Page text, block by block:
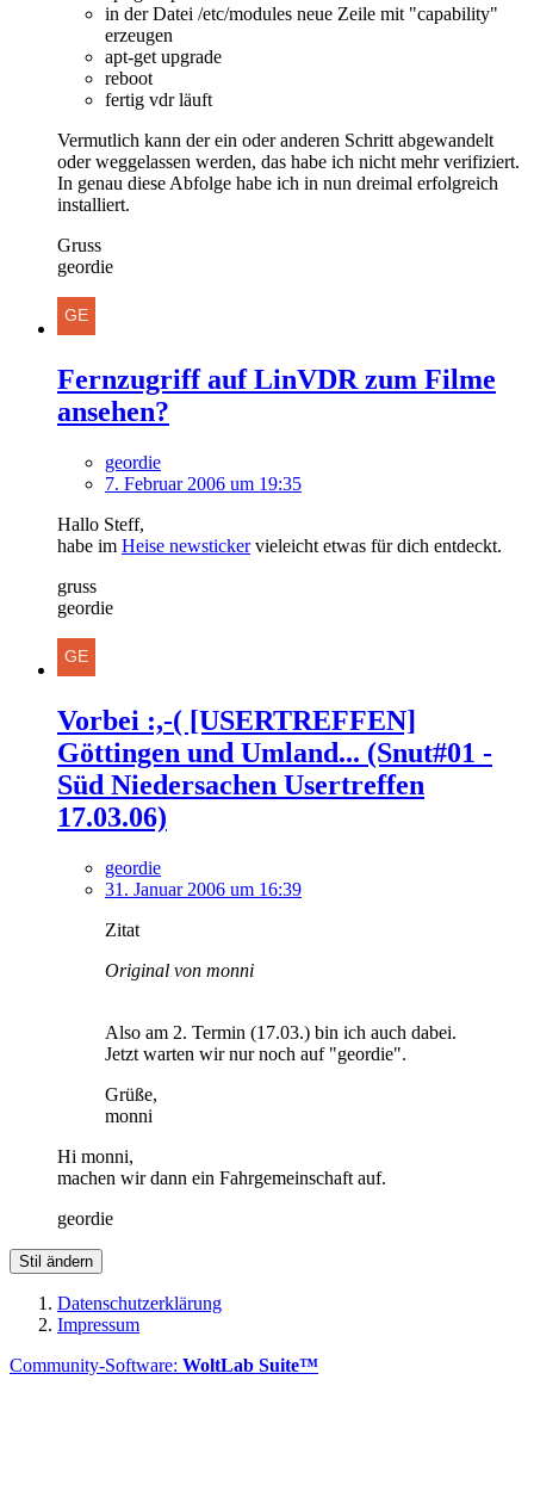
in der Datei /etc/modules neue Zeile mit "capability"
erzeugen
apt-get upgrade
reboot
fertig vdr läuft
Vermutlich kann der ein oder anderen Schritt abgewandelt
oder weggelassen werden, das habe ich nicht mehr verifiziert.
In genau diese Abfolge habe ich in nun dreimal erfolgreich
installiert.
Gruss
geordie
Fernzugriff auf LinVDR zum Filme
ansehen?
geordie
7. Februar 2006 um 19:35
Hallo Steff,
habe im Heise newstickervieleicht etwas für dich entdeckt.
gruss
geordie
Vorbei :,-( [USERTREFFEN]
Göttingen und Umland... (Snut#01 -
Süd Niedersachen Usertreffen
17.03.06)
geordie
31. Januar 2006 um 16:39
Zitat
Original von monni
Also am 2. Termin (17.03.) bin ich auch dabei.
Jetzt warten wir nur noch auf "geordie".
Grüße,
monni
Hi monni,
machen wir dann ein Fahrgemeinschaft auf.
geordie
Stil ändern
Datenschutzerklärung
Impressum
Community-Software: WoltLab Suite™